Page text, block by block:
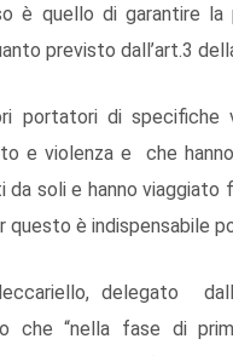
è quello di garantire la
previsto dall’art.3
portatori di
e violenza e che
da soli e hanno viaggiato
questo è indispensabile
delegato
che “nella fase di